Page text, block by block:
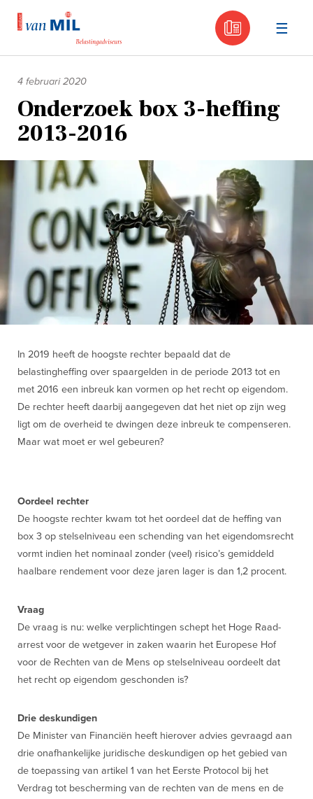
030 -
inhoud
4 februari 2020
Onderzoek box 3-heffing
2013-2016
In 2019 heeft de hoogste rechter bepaald dat de
belastingheffing over spaargelden in de periode 2013 tot en
met 2016 een inbreuk kan vormen op het recht op eigendom.
De rechter heeft daarbij aangegeven dat het niet op zijn weg
ligt om de overheid te dwingen deze inbreuk te compenseren.
Maar wat moet er wel gebeuren?
Oordeel rechter
De hoogste rechter kwam tot het oordeel dat de heffing van
box 3 op stelselniveau een schending van het eigendomsrecht
vormt indien het nominaal zonder (veel) risico’s gemiddeld
haalbare rendement voor deze jaren lager is dan 1,2 procent.
Vraag
De vraag is nu: welke verplichtingen schept het Hoge Raad-
arrest voor de wetgever in zaken waarin het Europese Hof
voor de Rechten van de Mens op stelselniveau oordeelt dat
het recht op eigendom geschonden is?
Drie deskundigen
De Minister van Financiën heeft hierover advies gevraagd aan
drie onafhankelijke juridische deskundigen op het gebied van
de toepassing van artikel 1 van het Eerste Protocol bij het
Verdrag tot bescherming van de rechten van de mens en de